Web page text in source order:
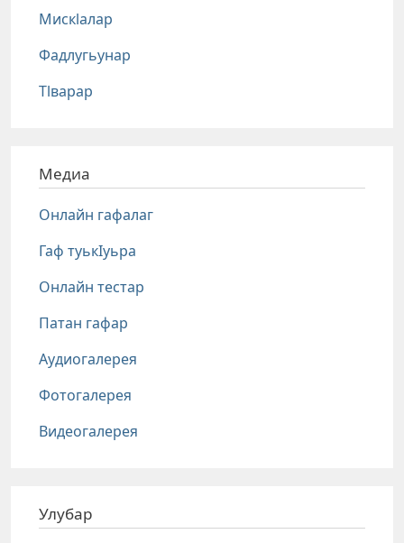
Мискlалар
Фадлугьунар
Тlварар
Медиа
Онлайн гафалаг
Гаф туькIуьра
Онлайн тестар
Патан гафар
Аудиогалерея
Фотогалерея
Видеогалерея
Улубар